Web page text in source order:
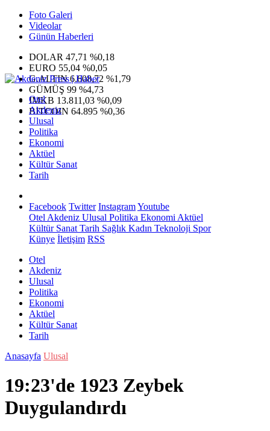
Foto Galeri
Videolar
Günün Haberleri
DOLAR 47,71 %0,18
EURO 55,04 %0,05
G.ALTIN6.608,72 %1,79
GÜMÜŞ 99 %4,73
IMKB 13.811,03 %0,09
BITCOIN 64.895 %0,36
Otel
Akdeniz
Ulusal
Politika
Ekonomi
Aktüel
Kültür Sanat
Tarih
Facebook Twitter InstagramYoutube
Otel Akdeniz Ulusal Politika Ekonomi Aktüel
Kültür Sanat Tarih Sağlık Kadın Teknoloji Spor
Künye İletişim RSS
Otel
Akdeniz
Ulusal
Politika
Ekonomi
Aktüel
Kültür Sanat
Tarih
Anasayfa Ulusal
19:23'de 1923 Zeybek
Duygulandırdı